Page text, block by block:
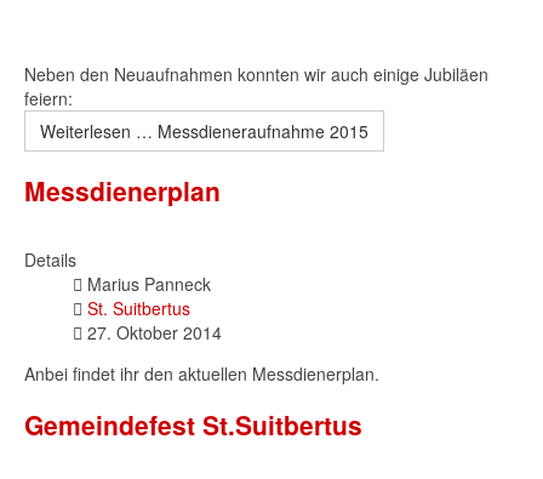
Neben den Neuaufnahmen konnten wir auch einige Jubiläen
feiern:
Weiterlesen … Messdieneraufnahme 2015
Messdienerplan
Details
Marius Panneck
St. Suitbertus
27. Oktober 2014
Anbei findet ihr den aktuellen Messdienerplan.
Gemeindefest St.Suitbertus